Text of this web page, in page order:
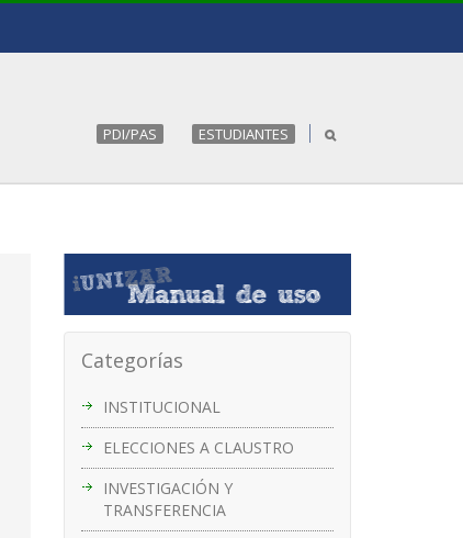
PDI/PAS ESTUDIANTES
Categorías
INSTITUCIONAL
ELECCIONES A CLAUSTRO
INVESTIGACIÓN Y
TRANSFERENCIA